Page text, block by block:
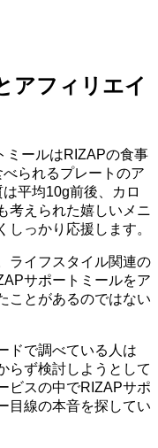
アフィリエイ
ミールはRIZAPの食事
られるプレートのア
平均10g前後、カロ
考えられた嬉しいメニ
しっかり応援します。
ライフスタイル関連の
サポートミールをア
ことがあるのではない
ドで調べている人は
らず検討しようとして
ビスの中でRIZAPサポ
目線の本音を探してい